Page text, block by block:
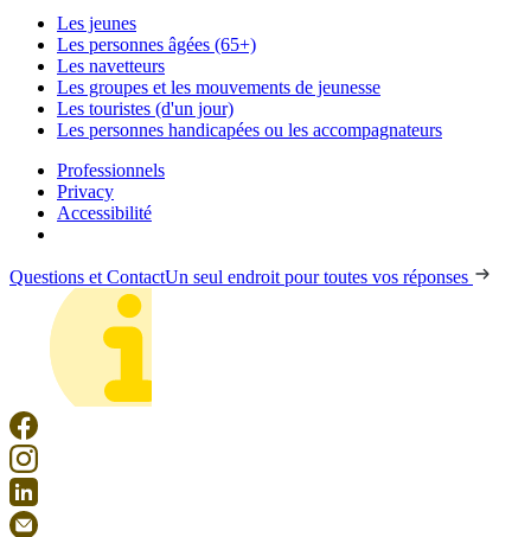
Les jeunes
Les personnes âgées (65+)
Les navetteurs
Les groupes et les mouvements de jeunesse
Les touristes (d'un jour)
Les personnes handicapées ou les accompagnateurs
Professionnels
Privacy
Accessibilité
Questions et ContactUn seul endroit pour toutes vos réponses